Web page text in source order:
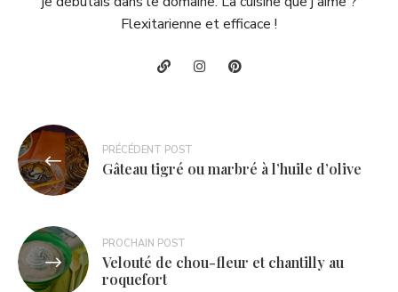
Flexitarienne et efficace !
Navigation
de
l’article
PRÉCÉDENT POST
Gâteau tigré ou marbré à l’huile d’olive
PROCHAIN POST
Velouté de chou-fleur et chantilly au
roquefort